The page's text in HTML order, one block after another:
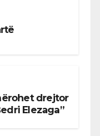
drejtor
Elezaga”